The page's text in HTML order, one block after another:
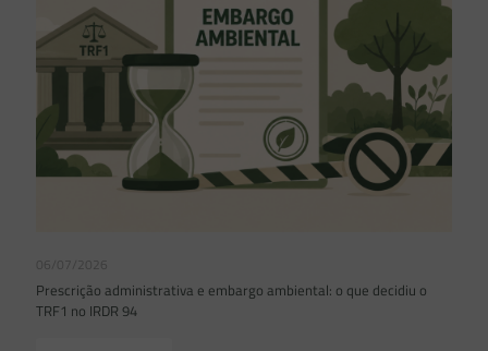
06/07/2026
Prescrição administrativa e embargo ambiental: o que decidiu o
TRF1 no IRDR 94